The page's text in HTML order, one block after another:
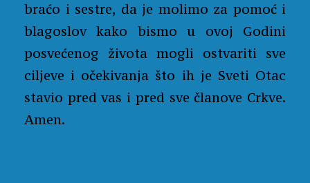
braćo i sestre, da je molimo za pomoć i
blagoslov kako bismo u ovoj Godini
posvećenog života mogli ostvariti sve
ciljeve i očekivanja što ih je Sveti Otac
stavio pred vas i pred sve članove Crkve.
Amen.